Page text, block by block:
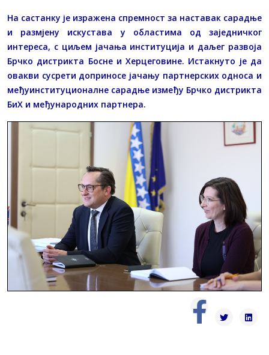
На састанку је изражена спремност за наставак сарадње
и размјену искустава у областима од заједничког
интереса, с циљем јачања институција и даљег развоја
Брчко дистрикта Босне и Херцеговине. Истакнуто је да
овакви сусрети доприносе јачању партнерских односа и
међуинституционалне сарадње између Брчко дистрикта
БиХ и међународних партнера.